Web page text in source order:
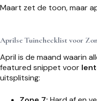
Maart zet de toon, maar
Aprilse Tuinchecklist voor
April is de maand waarin
featured snippet voor
uitsplitsing: